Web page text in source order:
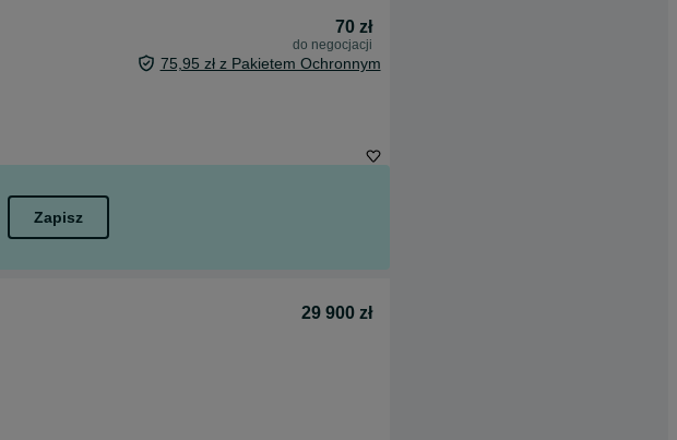
70 zł
do negocjacji
75,95 zł z Pakietem Ochronnym
Zapisz
29 900 zł